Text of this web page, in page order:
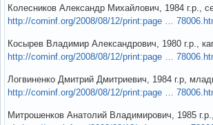
Колесников Александр Михайлович, 1984 г.р.,
http://cominf.org/2008/08/12/print:page …
Косырев Владимир Александрович, 1980 г.р.,
http://cominf.org/2008/08/12/print:page …
Логвиненко Дмитрий Дмитриевич, 1984 г.р,
http://cominf.org/2008/08/12/print:page …
Митрошенков Анатолий Владимирович, 1985